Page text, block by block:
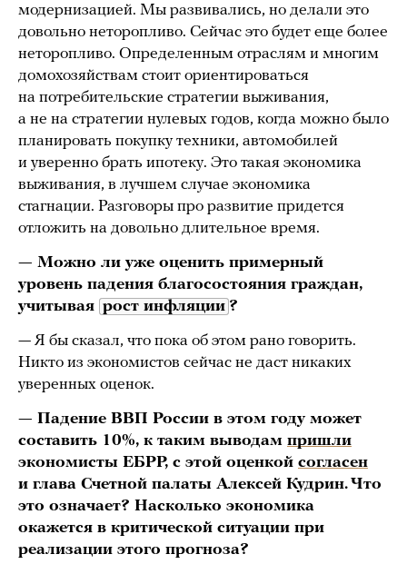
модернизацией. Мы развивались, но делали это
довольно неторопливо. Сейчас это будет еще более
неторопливо. Определенным отраслям и многим
домохозяйствам стоит ориентироваться
на потребительские стратегии выживания,
а не на стратегии нулевых годов, когда можно было
планировать покупку техники, автомобилей
и уверенно брать ипотеку. Это такая экономика
выживания, в лучшем случае экономика
стагнации. Разговоры про развитие придется
отложить на довольно длительное время.
— Можно ли уже оценить примерный
уровень падения благосостояния граждан,
учитывая рост инфляции ?
— Я бы сказал, что пока об этом рано говорить.
Никто из экономистов сейчас не даст никаких
уверенных оценок.
— Падение ВВП России в этом году может
составить 10%, к таким выводам пришли
экономисты ЕБРР, с этой оценкой согласен
и глава Счетной палаты Алексей Кудрин. Что
это означает? Насколько экономика
окажется в критической ситуации при
реализации этого прогноза?